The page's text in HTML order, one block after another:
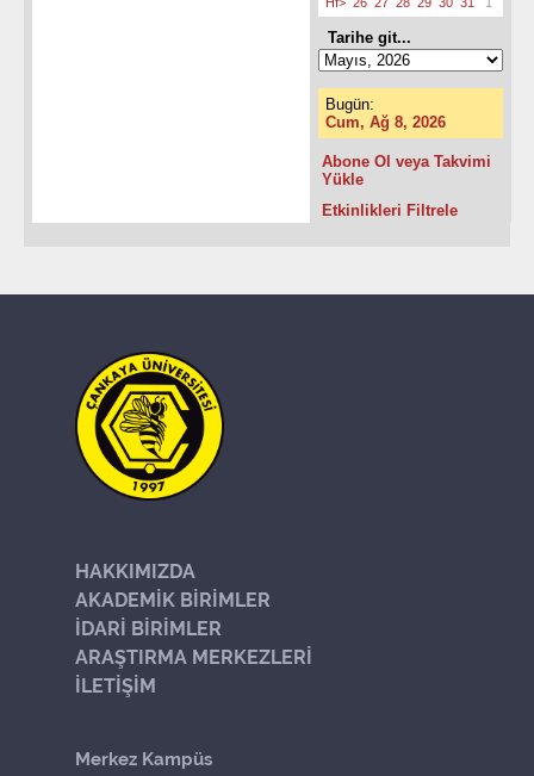
Tarihe git...
Bugün:
Cum, Ağ 8, 2026
Abone Ol veya Takvimi
Yükle
Etkinlikleri Filtrele
HAKKIMIZDA
AKADEMİK BİRİMLER
İDARİ BİRİMLER
ARAŞTIRMA MERKEZLERİ
İLETİŞİM
Merkez Kampüs